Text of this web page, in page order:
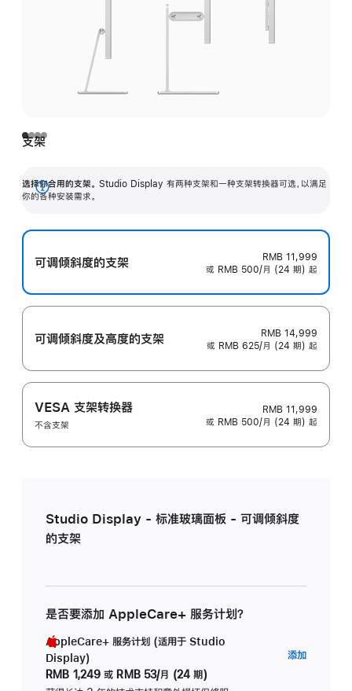
支架
选择你合用的支架。 Studio Display 有两种支架和一种支架转换器可选，以满足
你的各种安装需求。
展
可调倾斜度的支架
RMB 11,999
或 RMB 500/月 (24 期) 起
可调倾斜度及高‍度的支‍架
RMB 14,999
或 RMB 625/月 (24 期) 起
VESA 支架转换器
不含支架
RMB 11,999
或 RMB 500/月 (24 期) 起
Studio Display - 标准玻璃面板 - 可调倾斜度
的支架
是否要添加 AppleCare+ 服务计划？
AppleCare+ 服务计划 (适用于 Studio
Display)
RMB 1,249 或 RMB 53/月 (24 期)
添加